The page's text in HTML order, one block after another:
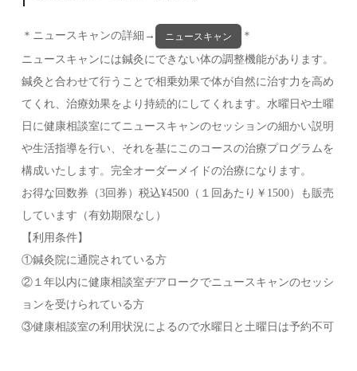
＊ニュースキャンの詳細→ ニュースキャン ＊
ニュースキャンには鍼灸にできない体の調整機能があります。
鍼灸と合わせて行うことで相乗効果で体が自然に治す力を高め
てくれ、治療効果をより持続的にしてくれます。水曜日や土曜
日に健康相談室にてニュースキャンのセッションの細かい説明
や生活指導を行い、それを基にこのコースの治療プログラムを
構成いたします。完全オーダーメイドの治療になります。
お得な回数券（3回券）税込¥4500（１回あたり￥1500）も販売
しています（有効期限なし）
【利用条件】
①鍼灸院に通院されている方
②１年以内に健康相談室ヂアロークでニュースキャンのセッシ
ョンを受けられている方
③健康相談室の利用状況によるので水曜日と土曜日は予約不可